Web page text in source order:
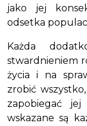
jako jej
odsetka
Każda
stwardnieniem
życia i na
zrobić
zapobiegać
wskazane są